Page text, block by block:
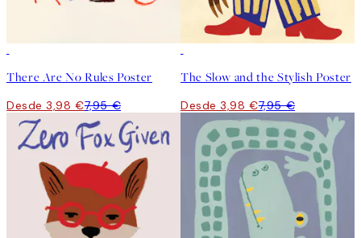
There Are No Rules Poster
Desde 3,98 €7,95 €
The Slow and the Stylish Poster
Desde 3,98 €7,95 €